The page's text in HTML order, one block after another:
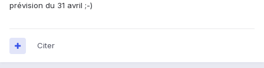
prévision du 31 avril ;-)
Citer